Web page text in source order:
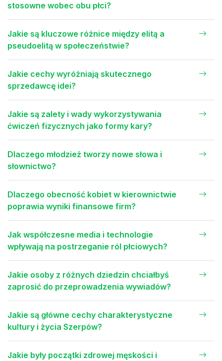
stosowne wobec obu płci?
Jakie są kluczowe różnice między elitą a
pseudoelitą w społeczeństwie?
Jakie cechy wyróżniają skutecznego
sprzedawcę idei?
Jakie są zalety i wady wykorzystywania
ćwiczeń fizycznych jako formy kary?
Dlaczego młodzież tworzy nowe słowa i
słownictwo?
Dlaczego obecność kobiet w kierownictwie
poprawia wyniki finansowe firm?
Jak współczesne media i technologie
wpływają na postrzeganie ról płciowych?
Jakie osoby z różnych dziedzin chciałbyś
zaprosić do przeprowadzenia wywiadów?
Jakie są główne cechy charakterystyczne
kultury i życia Szerpów?
Jakie były początki zdrowej męskości i